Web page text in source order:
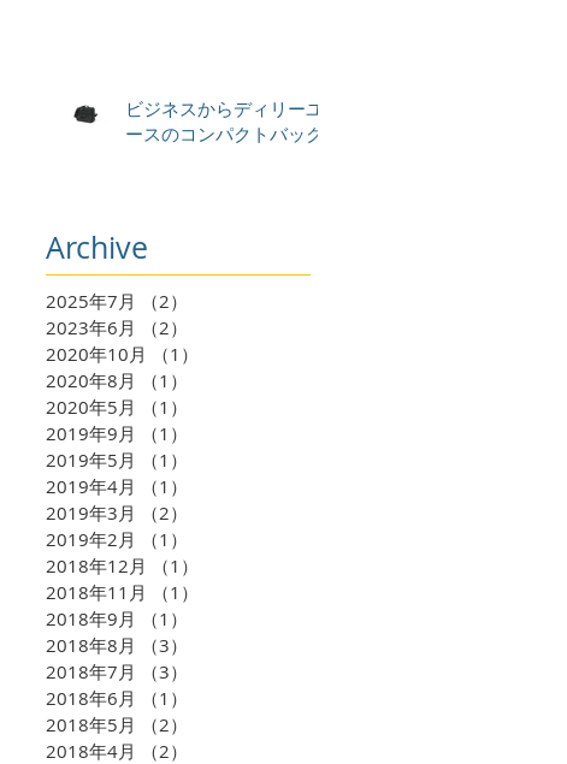
ビジネスからディリーユ
ースのコンパクトバック
Archive
2025年7月 （2）
2023年6月
（2）
2020年10月
（1）
2020年8月
（1）
2020年5月
（1）
2019年9月
（1）
2019年5月
（1）
2019年4月
（1）
2019年3月
（2）
2019年2月
（1）
2018年12月
（1）
2018年11月
（1）
2018年9月
（1）
2018年8月
（3）
2018年7月
（3）
2018年6月
（1）
2018年5月
（2）
2018年4月
（2）